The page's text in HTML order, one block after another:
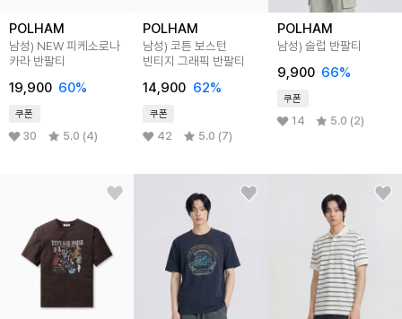
POLHAM
남성) NEW 피케소로나
카라 반팔티
19,900 60%
쿠폰
30 5.0 (4)
POLHAM
남성) 코튼 보스턴
빈티지 그래픽 반팔티
14,900 62%
쿠폰
42 5.0 (7)
POLHAM
남성) 슬럽 반팔티
9,900 66%
쿠폰
14 5.0 (2)